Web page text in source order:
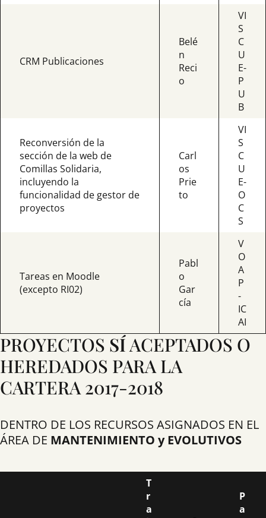
CRM Publicaciones
Belé
n
Reci
o
VI
S
C
U
E-
P
U
B
Reconversión de la
sección de la web de
Comillas Solidaria,
incluyendo la
funcionalidad de gestor de
proyectos
Carl
os
Prie
to
VI
S
C
U
E-
O
C
S
Tareas en Moodle
(excepto RI02)
Pabl
o
Gar
cía
V
O
A
P
-
IC
AI
PROYECTOS SÍACEPTADOS O
HEREDADOS PARA LA
CARTERA 2017-2018
DENTRO DE LOS RECURSOS ASIGNADOS EN EL
ÁREA DE MANTENIMIENTO y EVOLUTIVOS
T
r
a
P
a